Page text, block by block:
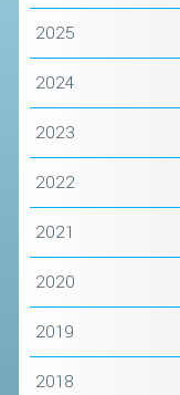
2025
2024
2023
2022
2021
2020
2019
2018